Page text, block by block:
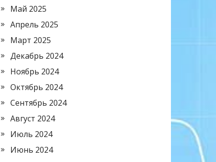
Май 2025
Апрель 2025
Март 2025
Декабрь 2024
Ноябрь 2024
Октябрь 2024
Сентябрь 2024
Август 2024
Июль 2024
Июнь 2024